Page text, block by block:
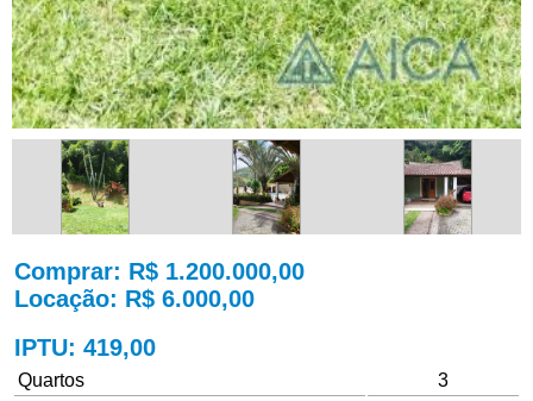
Comprar: R$ 1.200.000,00
Locação: R$ 6.000,00
IPTU: 419,00
Quartos
3